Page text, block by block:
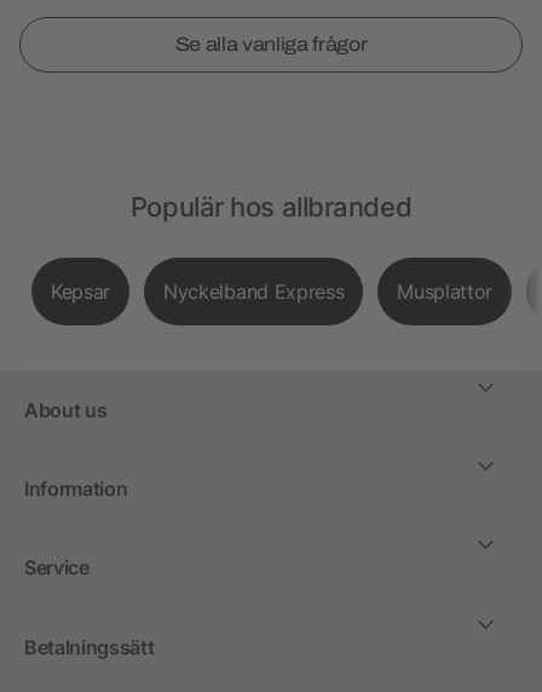
Se alla vanliga frågor
Populär hos allbranded
Kepsar Nyckelband Express Musplattor
About us
Information
Service
Betalningssätt